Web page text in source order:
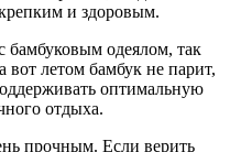
и здоровым.
бамбуковым одеялом, так
вот летом бамбук не парит,
оптимальную
отдыха.
прочным. Если верить